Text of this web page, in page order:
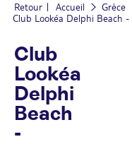
Retour Accueil Grèce
Club Lookéa Delphi Beach -
Club
Lookéa
Delphi
Beach
-